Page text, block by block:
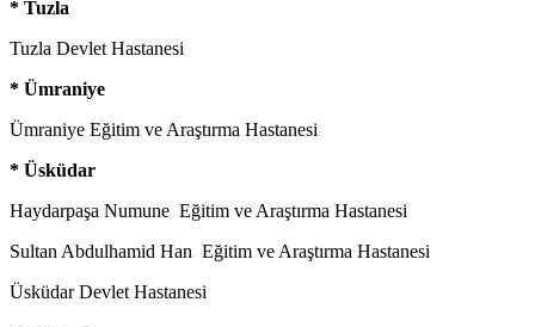
* Tuzla
Tuzla Devlet Hastanesi
* Ümraniye
Ümraniye Eğitim ve Araştırma Hastanesi
* Üsküdar
Haydarpaşa Numune Eğitim ve Araştırma Hastanesi
Sultan Abdulhamid Han Eğitim ve Araştırma Hastanesi
Üsküdar Devlet Hastanesi